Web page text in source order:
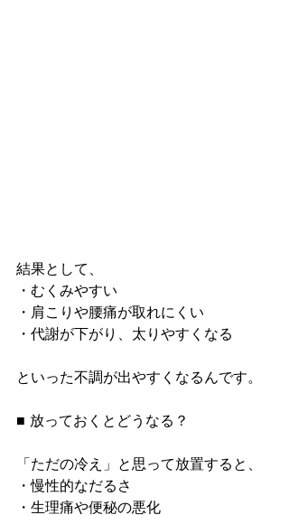
結果として、
・むくみやすい
・肩こりや腰痛が取れにくい
・代謝が下がり、太りやすくなる
といった不調が出やすくなるんです。
■ 放っておくとどうなる？
「ただの冷え」と思って放置すると、
・慢性的なだるさ
・生理痛や便秘の悪化